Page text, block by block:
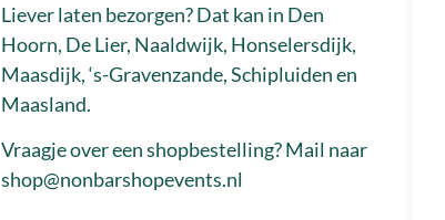
Liever laten bezorgen? Dat kan in Den
Hoorn, De Lier, Naaldwijk, Honselersdijk,
Maasdijk, ‘s-Gravenzande, Schipluiden en
Maasland.
Vraagje over een shopbestelling? Mail naar
shop@nonbarshopevents.nl